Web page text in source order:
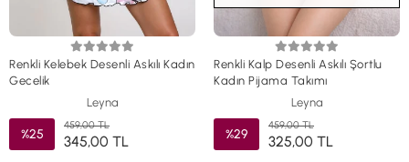
Renkli Kelebek Desenli Askılı Kadın
Gecelik
Leyna
%25
459,00 TL
345,00 TL
Renkli Kalp Desenli Askılı Şortlu
Kadın Pijama Takımı
Leyna
%29
459,00 TL
325,00 TL